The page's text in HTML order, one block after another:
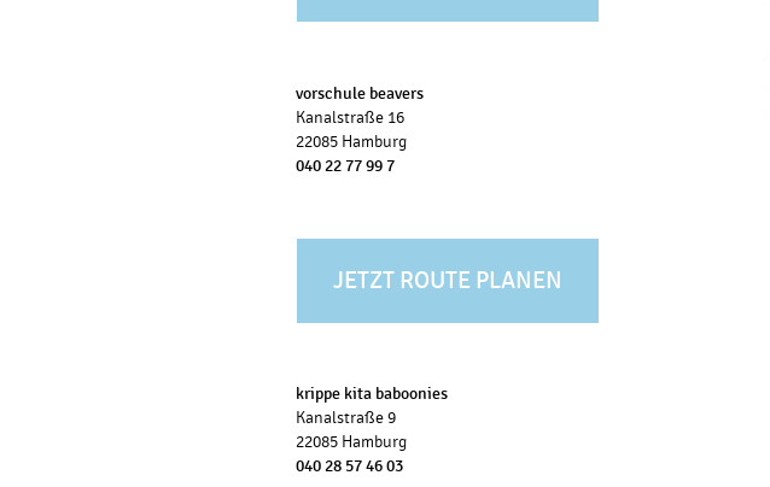
vorschule beavers
Kanalstraße 16
22085 Hamburg
040 22 77 99 7
JETZT ROUTE PLANEN
krippe kita baboonies
Kanalstraße 9
22085 Hamburg
040 28 57 46 03